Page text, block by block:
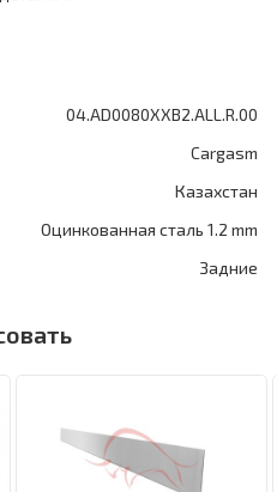
04.AD0080XXB2.ALL.R.00
Cargasm
Казахстан
Оцинкованная сталь 1.2 mm
Задние